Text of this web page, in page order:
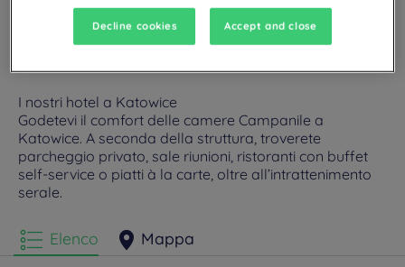
I nostri hotel a Katowice
Godetevi il comfort delle camere Campanile a
Katowice. A seconda della struttura, troverete
parcheggio privato, sale riunioni, ristoranti con buffet
self-service o piatti à la carte, oltre all’intrattenimento
serale.
Elenco Mappa
Decline cookies Accept and close